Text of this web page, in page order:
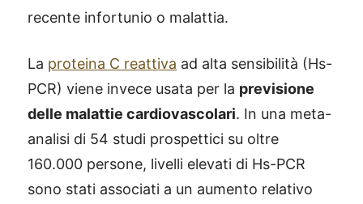
recente infortunio o malattia.
La proteina C reattiva ad alta sensibilità (Hs-
PCR) viene invece usata per la previsione
delle malattie cardiovascolari. In una meta-
analisi di 54 studi prospettici su oltre
160.000 persone, livelli elevati di Hs-PCR
sono stati associati a un aumento relativo